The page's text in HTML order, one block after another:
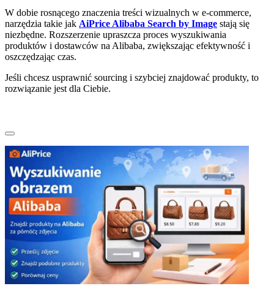
W dobie rosnącego znaczenia treści wizualnych w e-commerce,
narzędzia takie jak AiPrice Alibaba Search by Image stają się
niezbędne. Rozszerzenie upraszcza proces wyszukiwania
produktów i dostawców na Alibaba, zwiększając efektywność i
oszczędzając czas.
Jeśli chcesz usprawnić sourcing i szybciej znajdować produkty, to
rozwiązanie jest dla Ciebie.